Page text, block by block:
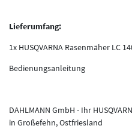
Lieferumfang:
1x HUSQVARNA Rasenmäher LC
Bedienungsanleitung
DAHLMANN GmbH - Ihr
in Großefehn, Ostfriesland